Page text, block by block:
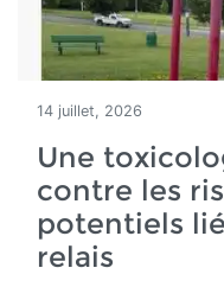
14 juillet, 2026
Une
contre les
potentiels
relais